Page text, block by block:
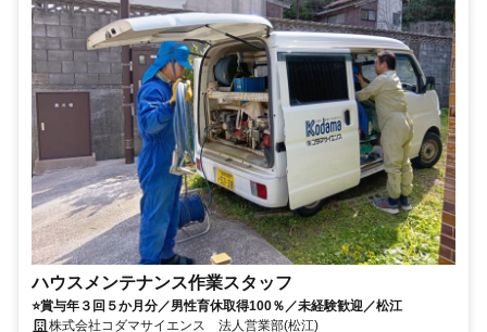
ハウスメンテナンス作業スタッフ
⭐賞与年３回５か月分／男性育休取得100％／未経験歓迎／松江
株式会社コダマサイエンス 法人営業部(松江)